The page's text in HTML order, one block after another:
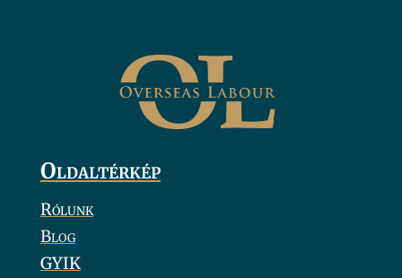
Oldaltérkép
Rólunk
Blog
GYIK